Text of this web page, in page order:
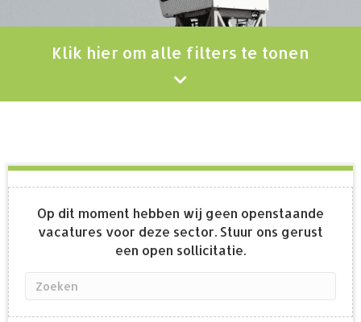
Klik hier om alle filters te tonen
Op dit moment hebben wij geen openstaande
vacatures voor deze sector. Stuur ons gerust
een open sollicitatie.